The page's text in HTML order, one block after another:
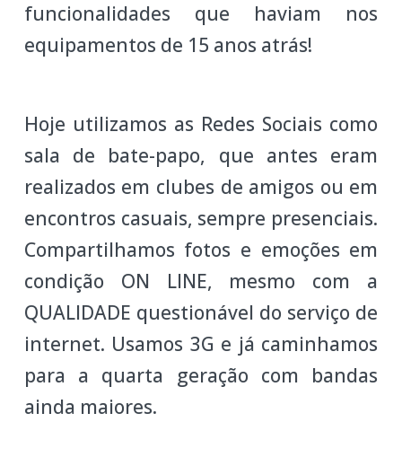
funcionalidades que haviam nos
equipamentos de 15 anos atrás!
Hoje utilizamos as Redes Sociais como
sala de bate-papo, que antes eram
realizados em clubes de amigos ou em
encontros casuais, sempre presenciais.
Compartilhamos fotos e emoções em
condição ON LINE, mesmo com a
QUALIDADE questionável do serviço de
internet. Usamos 3G e já caminhamos
para a quarta geração com bandas
ainda maiores.